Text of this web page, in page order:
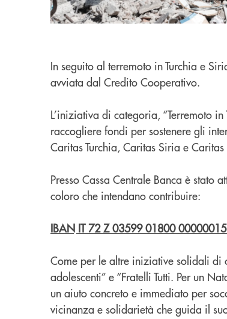
In seguito al terremoto in Turchia e
avviata dal Credito Cooperativo.
L’iniziativa di categoria, “Terremoto
raccogliere fondi per sostenere gli
Caritas Turchia, Caritas Siria e
Presso Cassa Centrale Banca è stato
coloro che intendano contribuire:
IBAN IT 72 Z 03599 01800
Come per le altre iniziative solidali
adolescenti” e “Fratelli Tutti. Per un
un aiuto concreto e immediato per
vicinanza e solidarietà che guida il